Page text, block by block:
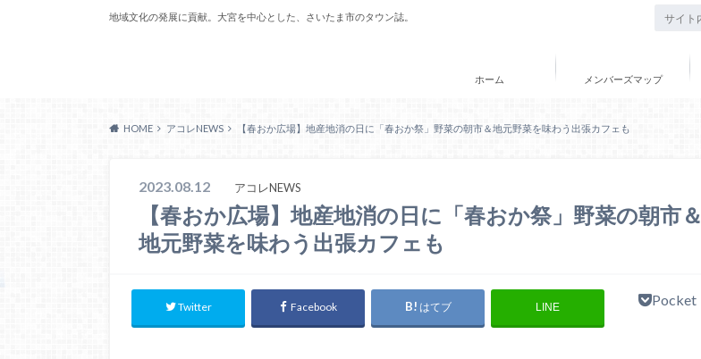
地域文化の発展に貢献。大宮を中心とした、さいたま市のタウン誌。
ホーム メンバーズマップ
HOME アコレNEWS 【春おか広場】地産地消の日に「春おか祭」野菜の朝市＆地元野菜を味わう出張カフェも
2023.08.12 アコレNEWS
【春おか広場】地産地消の日に「春おか祭」野菜の朝市＆
地元野菜を味わう出張カフェも
Twitter Facebook はてブ LINE Pocket